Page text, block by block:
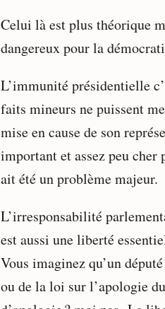
Celui là est plus théorique
dangereux pour la
L’immunité présidentielle
faits mineurs ne puissent
mise en cause de son
important et assez peu cher
ait été un problème majeur.
L’irresponsabilité
est aussi une liberté
Vous imaginez qu’un
ou de la loi sur l’apologie